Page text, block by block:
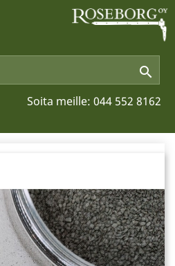

Soita meille: 044 552 8162